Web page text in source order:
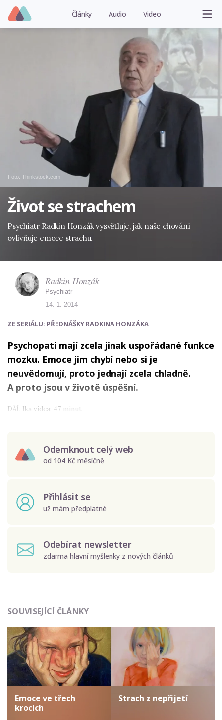
Články Audio Video
Foto: Thinkstock.com
Život se strachem
Psychiatr Radkin Honzák vysvětluje, jak naše chování
ovlivňuje emoce strachu.
ZE SERIÁLU: PŘEDNÁŠKY RADKINA HONZÁKA
Psychopati mají zcela jinak uspořádané funkce
mozku. Emoce jim chybí nebo si je
neuvědomují, proto jednají zcela chladně.
A proto jsou v životě úspěšní.
DÄĹ lka videa: 47 minut
Odemknout celý web
od 104 Kč měsíčně
Přihlásit se
už mám předplatné
Odebírat newsletter
zdarma hlavní myšlenky z nových článků
údajů.
Radkin Honzák
Psychiatr
14. 1. 2014
SOUVISEJÍCÍ ČLÁNKY
Emoce ve třech
krocích
Strach z nepřijetí